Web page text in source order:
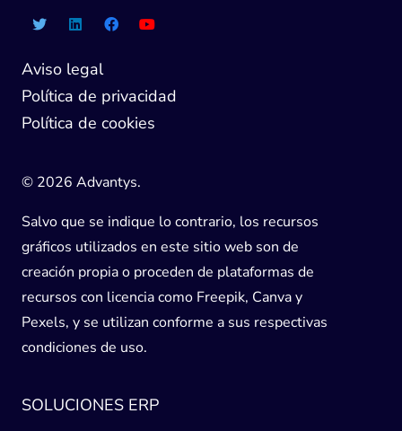
Aviso legal
Política de privacidad
Política de cookies
© 2026 Advantys.
Salvo que se indique lo contrario, los recursos
gráficos utilizados en este sitio web son de
creación propia o proceden de plataformas de
recursos con licencia como Freepik, Canva y
Pexels, y se utilizan conforme a sus respectivas
condiciones de uso.
SOLUCIONES ERP